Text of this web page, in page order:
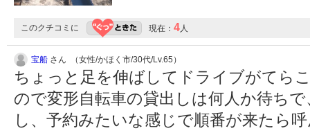
このクチコミに 現在： 4人
宝船 さん （女性/かほく市/30代/Lv.65）
ちょっと足を伸ばしてドライブがてら
ので変形自転車の貸出しは何人か待ち
し、予約みたいな感じで順番が来たら